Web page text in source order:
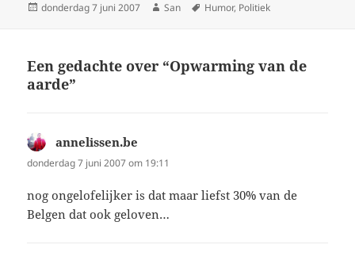
Geplaatst
donderdag 7 juni 2007 Auteur
San Tags
Humor, Politiek
Een gedachte over “Opwarming van de
aarde”
annelissen.be
donderdag 7 juni 2007 om 19:11
nog ongelofelijker is dat maar liefst 30% van de
Belgen dat ook geloven…